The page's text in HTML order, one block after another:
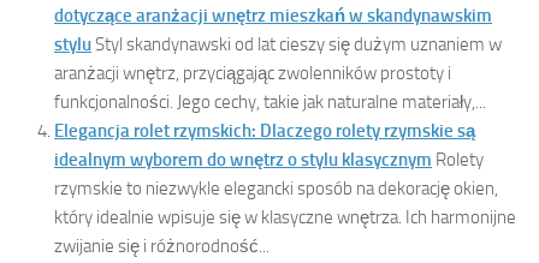
dotyczące aranżacji wnętrz mieszkań w skandynawskim
styluStyl skandynawski od lat cieszy się dużym uznaniem w
aranżacji wnętrz, przyciągając zwolenników prostoty i
funkcjonalności. Jego cechy, takie jak naturalne materiały,...
Elegancja rolet rzymskich: Dlaczego rolety rzymskie są
idealnym wyborem do wnętrz o stylu klasycznym Rolety
rzymskie to niezwykle elegancki sposób na dekorację okien,
który idealnie wpisuje się w klasyczne wnętrza. Ich harmonijne
zwijanie się i różnorodność...